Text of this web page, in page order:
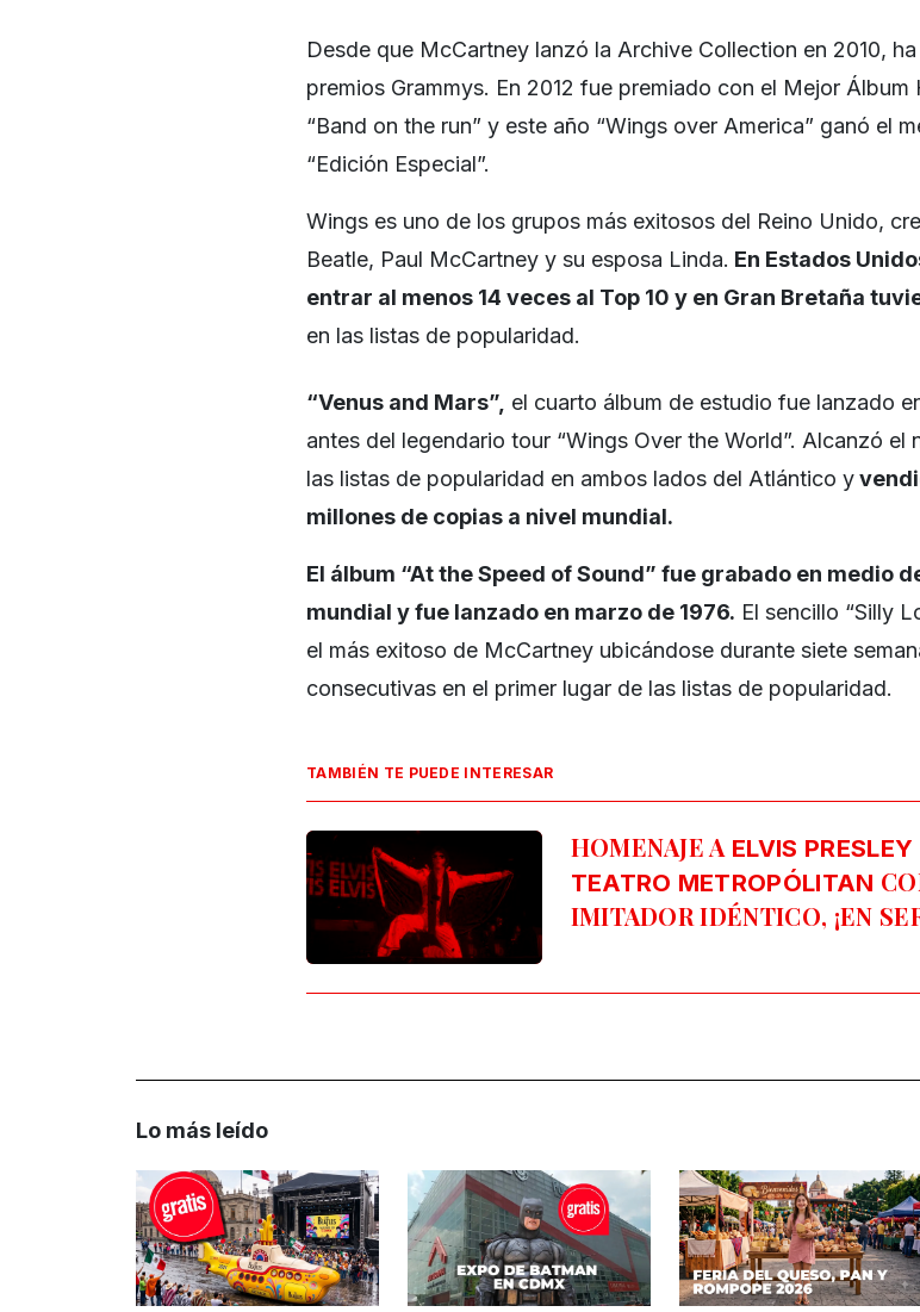
Desde que McCartney lanzó la Archive Collection en 2010,
premios Grammys. En 2012 fue premiado con el Mejor
“Band on the run” y este año “Wings over America” ganó el
“Edición Especial”.
Wings es uno de los grupos más exitosos del Reino Unido,
Beatle, Paul McCartney y su esposa Linda. En Estados
entrar al menos 14 veces al Top 10 y en Gran Bretaña
en las listas de popularidad.
“Venus and Mars”, el cuarto álbum de estudio fue lanzado
antes del legendario tour “Wings Over the World”. Alcanzó el
las listas de popularidad en ambos lados del Atlántico y
millones de copias a nivel mundial.
El álbum “At the Speed of Sound” fue grabado en medio
mundial y fue lanzado en marzo de 1976. El sencillo “Silly
el más exitoso de McCartney ubicándose durante siete
consecutivas en el primer lugar de las listas de popularidad.
TAMBIÉN TE PUEDE INTERESAR
HOMENAJE AELVIS PRESLEY
TEATRO METROPÓLITAN
IMITADOR IDÉNTICO, ¡EN
Lo más leído